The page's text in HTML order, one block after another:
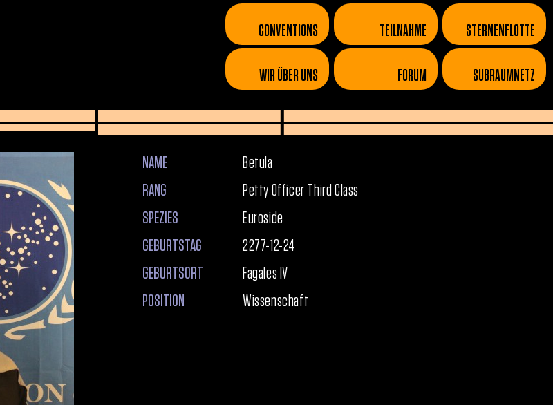
CONVENTIONS TEILNAHME STERNENFLOTTE
WIR ÜBER UNS FORUM SUBRAUMNETZ
NAME
Betula
RANG
Petty Officer Third Class
SPEZIES
Euroside
GEBURTSTAG
2277-12-24
GEBURTSORT
Fagales IV
POSITION
Wissenschaft